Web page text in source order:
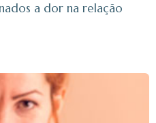
a dor na relação